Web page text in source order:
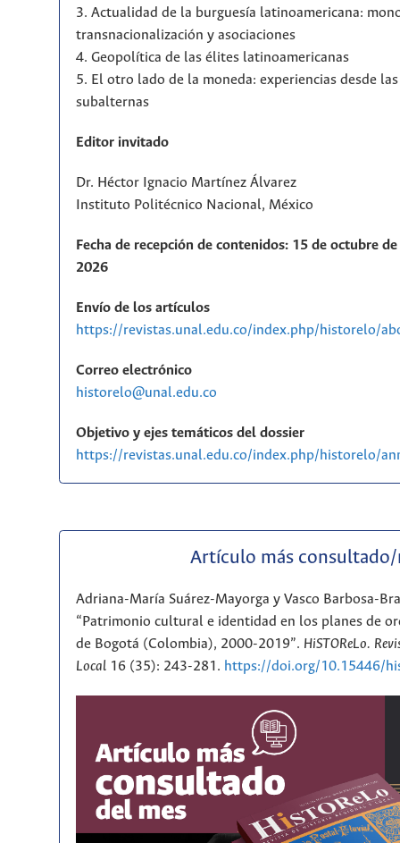
3. Actualidad de la burguesía latinoamericana:
transnacionalización y asociaciones
4. Geopolítica de las élites latinoamericanas
5. El otro lado de la moneda: experiencias desde
subalternas
Editor invitado
Dr. Héctor Ignacio Martínez Álvarez
Instituto Politécnico Nacional, México
Fecha de recepción de contenidos: 15 de octubre
2026
Envío de los artículos
https://revistas.unal.edu.co/index.php/historelo/
Correo electrónico
historelo@unal.edu.co
Objetivo y ejes temáticos del dossier
https://revistas.unal.edu.co/index.php/historelo/
Artículo más consultado/
Adriana-María Suárez-Mayorga y Vasco Barbosa-
“Patrimonio cultural e identidad en los planes de
de Bogotá (Colombia), 2000-2019”. HiSTOReLo.
Local16 (35): 243-281. https://doi.org/10.15446/